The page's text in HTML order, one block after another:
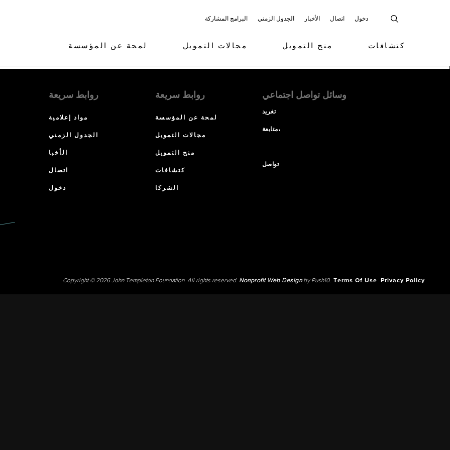
البرامج المشاركة الجدول الزمني الأخبار اتصال دخول
لمحة عن المؤسسة مجالات التمويل منح التمويل كتشافات
روابط سريعة
مواد إعلامية
الجدول الزمني
الأخبا
اتصال
دخول
روابط سريعة
لمحة عن المؤسسة
مجالات التمويل
منح التمويل
كتشافات
الشركا
وسائل تواصل اجتماعي
تغريد
متابعة،
تواصل
Copyright © 2026 John Templeton Foundation. All rights reserved. Nonprofit Web Designby Push10. Terms Of Use Privacy Policy